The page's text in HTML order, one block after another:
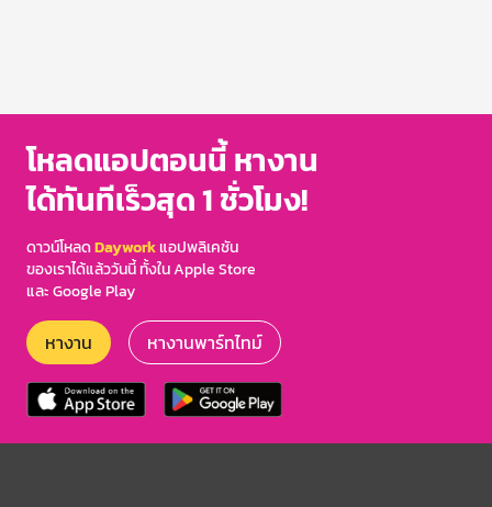
โหลดแอปตอนนี้ หางาน
ได้ทันทีเร็วสุด 1 ชั่วโมง!
ดาวน์โหลดDayworkแอปพลิเคชัน
ของเราได้แล้ววันนี้ ทั้งใน Apple Store
และ Google Play
หางาน หางานพาร์ทไทม์